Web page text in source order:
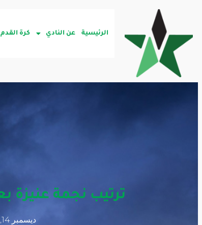
الرئيسية عن النادي كرة القدم
ترتيب نجمة عنيزة
ديسمبر 14, 2022